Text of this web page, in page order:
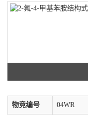
物竞编号 04WR